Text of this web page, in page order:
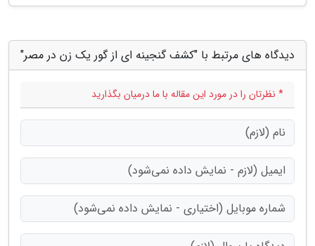
دیدگاه های مرتبط با "کشف گنجینه ای از گور یک زن در مصر"
* نظرتان را در مورد این مقاله با ما درمیان بگذارید